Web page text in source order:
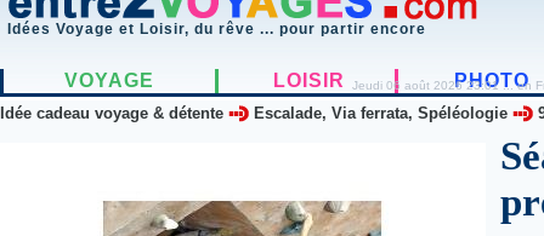
Idées Voyage et Loisir, du rêve ... pour partir encore
VOYAGE LOISIR PHOTO
Jeudi 06 août 2026 23:01 ... en
Idée cadeau voyage & détente Escalade, Via ferrata, Spéléologie